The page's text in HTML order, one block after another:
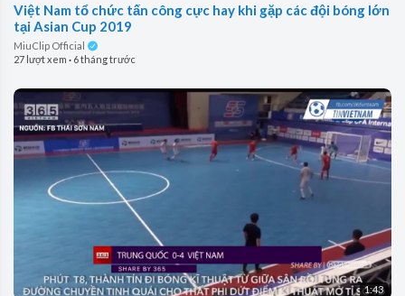
Việt Nam tổ chức tấn công cực hay khi gặp các đội bóng lớn
tại Asian Cup 2019
MiuClip Official
27 lượt xem · 6 tháng trước
1:43